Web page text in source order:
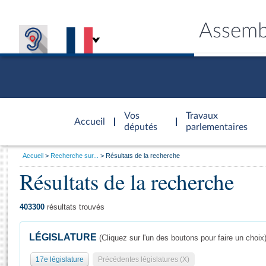
Accueil
d'accueil
Vos
députés
Travaux
parlementaires
Général
Vous
Accueil Recherche sur... Résultats de la recherche
Résultats de la recherche
403300 résultats trouvés
LÉGISLATURE (Cliquez sur l'un des boutons pour faire un choix)
17e législature Précédentes législatures (X)